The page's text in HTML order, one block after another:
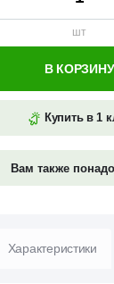
шт
Купить в 1
Вам также
В КОРЗИНУ
Характеристики